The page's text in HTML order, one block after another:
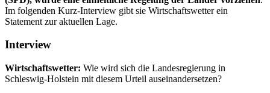
Im folgenden Kurz-Interview gibt sie Wirtschaftswetter ein
Statement zur aktuellen Lage.
Interview
Wirtschaftswetter: Wie wird sich die Landesregierung in
Schleswig-Holstein mit diesem Urteil auseinandersetzen?